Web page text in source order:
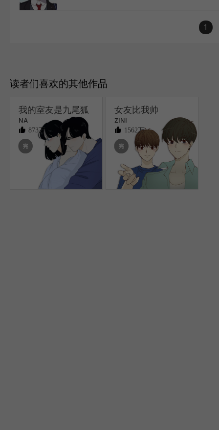
1
读者们喜欢的其他作品
我的室友是九尾狐
NA
873万
女友比我帅
ZINI
1562万